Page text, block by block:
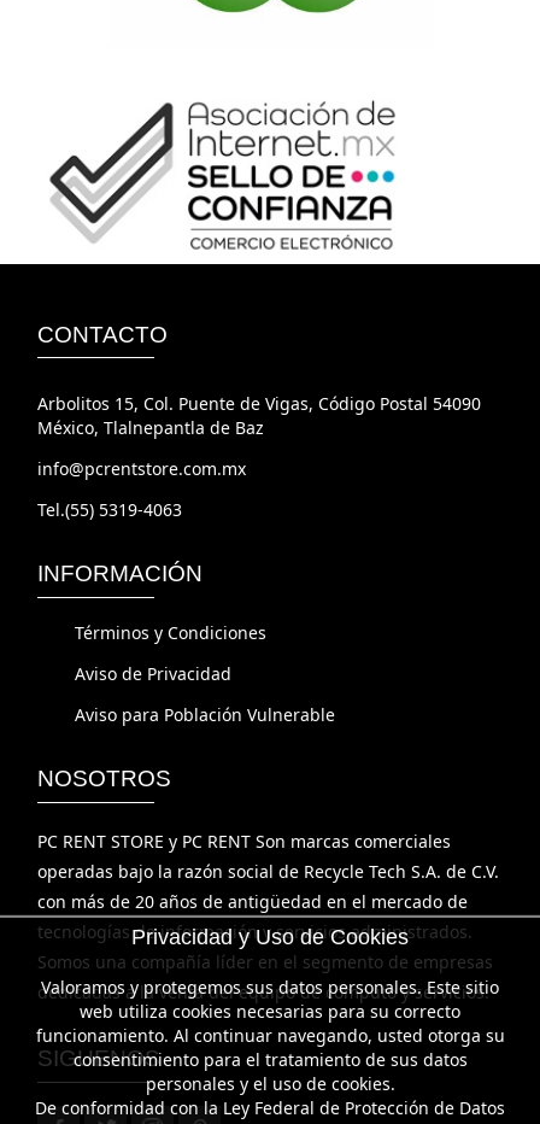
CONTACTO
Arbolitos 15, Col. Puente de Vigas, Código Postal 54090
México, Tlalnepantla de Baz
info@pcrentstore.com.mx
Tel.(55) 5319-4063
INFORMACIÓN
Términos y Condiciones
Aviso de Privacidad
Aviso para Población Vulnerable
NOSOTROS
PC RENT STORE y PC RENT Son marcas comerciales
operadas bajo la razón social de Recycle Tech S.A. de C.V.
con más de 20 años de antigüedad en el mercado de
tecnologías de información y servicios administrados.
Somos una compañía líder en el segmento de empresas
dedicadas a la venta del equipo de cómputo y servicios.
SIGUENOS
Privacidad y Uso de Cookies
Valoramos y protegemos sus datos personales. Este sitio
web utiliza cookies necesarias para su correcto
funcionamiento. Al continuar navegando, usted otorga su
consentimiento para el tratamiento de sus datos
personales y el uso de cookies.
De conformidad con la Ley Federal de Protección de Datos